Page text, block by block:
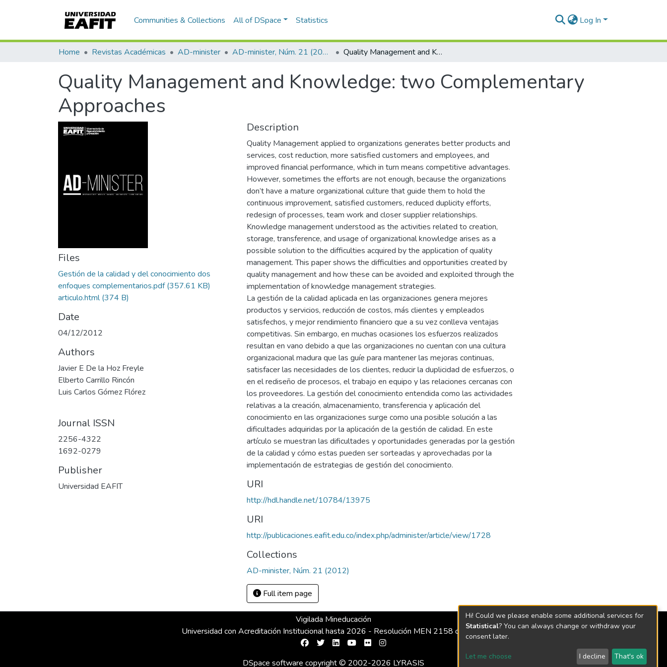
Communities & Collections All of DSpace Statistics Log In
Home Revistas Académicas AD-minister AD-minister, Núm. 21 (2012) Quality Management and Knowledge: two Complementary Approaches
Quality Management and Knowledge: two Complementary
Approaches
Files
Gestión de la calidad y del conocimiento dos
enfoques complementarios.pdf(357.61 KB)
articulo.html(374 B)
Date
04/12/2012
Authors
Javier E De la Hoz Freyle
Elberto Carrillo Rincón
Luis Carlos Gómez Flórez
Journal ISSN
2256-4322
1692-0279
Publisher
Universidad EAFIT
Description
Quality Management applied to organizations generates better products and
services, cost reduction, more satisfied customers and employees, and
improved financial performance, which in turn means competitive advantages.
However, sometimes the efforts are not enough, because the organizations
don’t have a mature organizational culture that guide them to hold the
continuous improvement, satisfied customers, reduced duplicity efforts,
redesign of processes, team work and closer supplier relationships.
Knowledge management understood as the activities related to creation,
storage, transference, and usage of organizational knowledge arises as a
possible solution to the difficulties acquired by the application of quality
management. This paper shows the difficulties and opportunities created by
quality management and how these can be avoided and exploited through the
implementation of knowledge management strategies.
La gestión de la calidad aplicada en las organizaciones genera mejores
productos y servicios, reducción de costos, más clientes y empleados
satisfechos, y mejor rendimiento financiero que a su vez conlleva ventajas
competitivas. Sin embargo, en muchas ocasiones los esfuerzos realizados
resultan en vano debido a que las organizaciones no cuentan con una cultura
organizacional madura que las guíe para mantener las mejoras continuas,
satisfacer las necesidades de los clientes, reducir la duplicidad de esfuerzos, o
en el rediseño de procesos, el trabajo en equipo y las relaciones cercanas con
los proveedores. La gestión del conocimiento entendida como las actividades
relativas a la creación, almacenamiento, transferencia y aplicación del
conocimiento en las organizaciones surge como una posible solución a las
dificultades adquiridas por la aplicación de la gestión de calidad. En este
artículo se muestran las dificultades y oportunidades generadas por la gestión
de la calidad y cómo estas pueden ser sorteadas y aprovechadas por la
implementación de estrategias de gestión del conocimiento.
URI
http://hdl.handle.net/10784/13975
URI
http://publicaciones.eafit.edu.co/index.php/administer/article/view/1728
Collections
AD-minister, Núm. 21 (2012)
Full item page
Vigilada Mineducación
Universidad con Acreditación Institucional hasta 2026 - Resolución MEN 2158 de 2018
DSpace software copyright © 2002-2026 LYRASIS
Hi! Could we please enable some additional services for
Statistical? You can always change or withdraw your
consent later.
Let me choose I decline That's ok